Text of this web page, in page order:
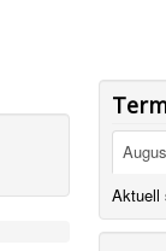
Aktuell